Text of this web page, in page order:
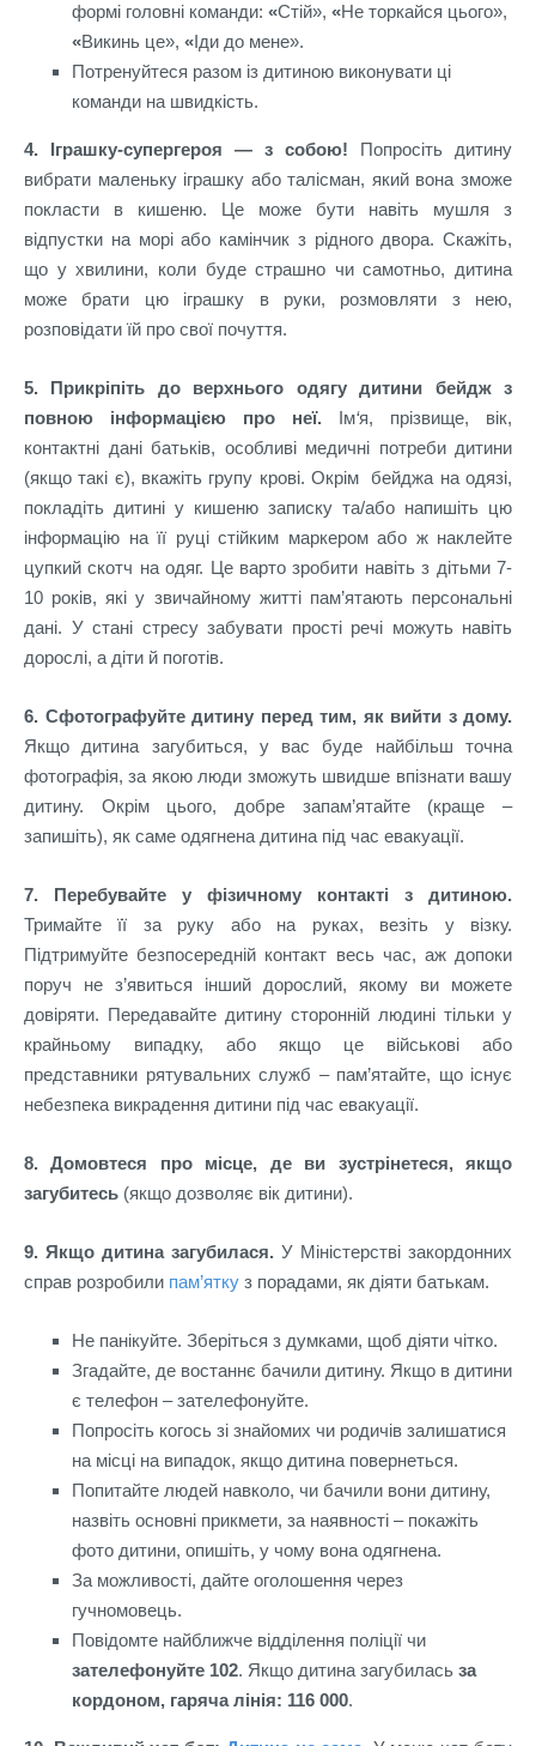
формі головні команди: «Стій», «Не торкайся цього»,
«Викинь це», «Іди до мене».
Потренуйтеся разом із дитиною виконувати ці
команди на швидкість.
4. Іграшку-супергероя — з собою! Попросіть дитину
вибрати маленьку іграшку або талісман, який вона зможе
покласти в кишеню. Це може бути навіть мушля з
відпустки на морі або камінчик з рідного двора. Скажіть,
що у хвилини, коли буде страшно чи самотньо, дитина
може брати цю іграшку в руки, розмовляти з нею,
розповідати їй про свої почуття.
5. Прикріпіть до верхнього одягу дитини бейдж з
повною інформацією про неї. Ім‘я, прізвище, вік,
контактні дані батьків, особливі медичні потреби дитини
(якщо такі є), вкажіть групу крові. Окрім бейджа на одязі,
покладіть дитині у кишеню записку та/або напишіть цю
інформацію на її руці стійким маркером або ж наклейте
цупкий скотч на одяг. Це варто зробити навіть з дітьми 7-
10 років, які у звичайному житті пам’ятають персональні
дані. У стані стресу забувати прості речі можуть навіть
дорослі, а діти й поготів.
6. Сфотографуйте дитину перед тим, як вийти з дому.
Якщо дитина загубиться, у вас буде найбільш точна
фотографія, за якою люди зможуть швидше впізнати вашу
дитину. Окрім цього, добре запам’ятайте (краще –
запишіть), як саме одягнена дитина під час евакуації.
7. Перебувайте у фізичному контакті з дитиною.
Тримайте її за руку або на руках, везіть у візку.
Підтримуйте безпосередній контакт весь час, аж допоки
поруч не з’явиться інший дорослий, якому ви можете
довіряти. Передавайте дитину сторонній людині тільки у
крайньому випадку, або якщо це військові або
представники рятувальних служб – пам’ятайте, що існує
небезпека викрадення дитини під час евакуації.
8. Домовтеся про місце, де ви зустрінетеся, якщо
загубитесь (якщо дозволяє вік дитини).
9. Якщо дитина загубилася. У Міністерстві закордонних
справ розробили пам’ятку з порадами, як діяти батькам.
Не панікуйте. Зберіться з думками, щоб діяти чітко.
Згадайте, де востаннє бачили дитину. Якщо в дитини
є телефон – зателефонуйте.
Попросіть когось зі знайомих чи родичів залишатися
на місці на випадок, якщо дитина повернеться.
Попитайте людей навколо, чи бачили вони дитину,
назвіть основні прикмети, за наявності – покажіть
фото дитини, опишіть, у чому вона одягнена.
За можливості, дайте оголошення через
гучномовець.
Повідомте найближче відділення поліції чи
зателефонуйте 102. Якщо дитина загубилась за
кордоном, гаряча лінія: 116 000.